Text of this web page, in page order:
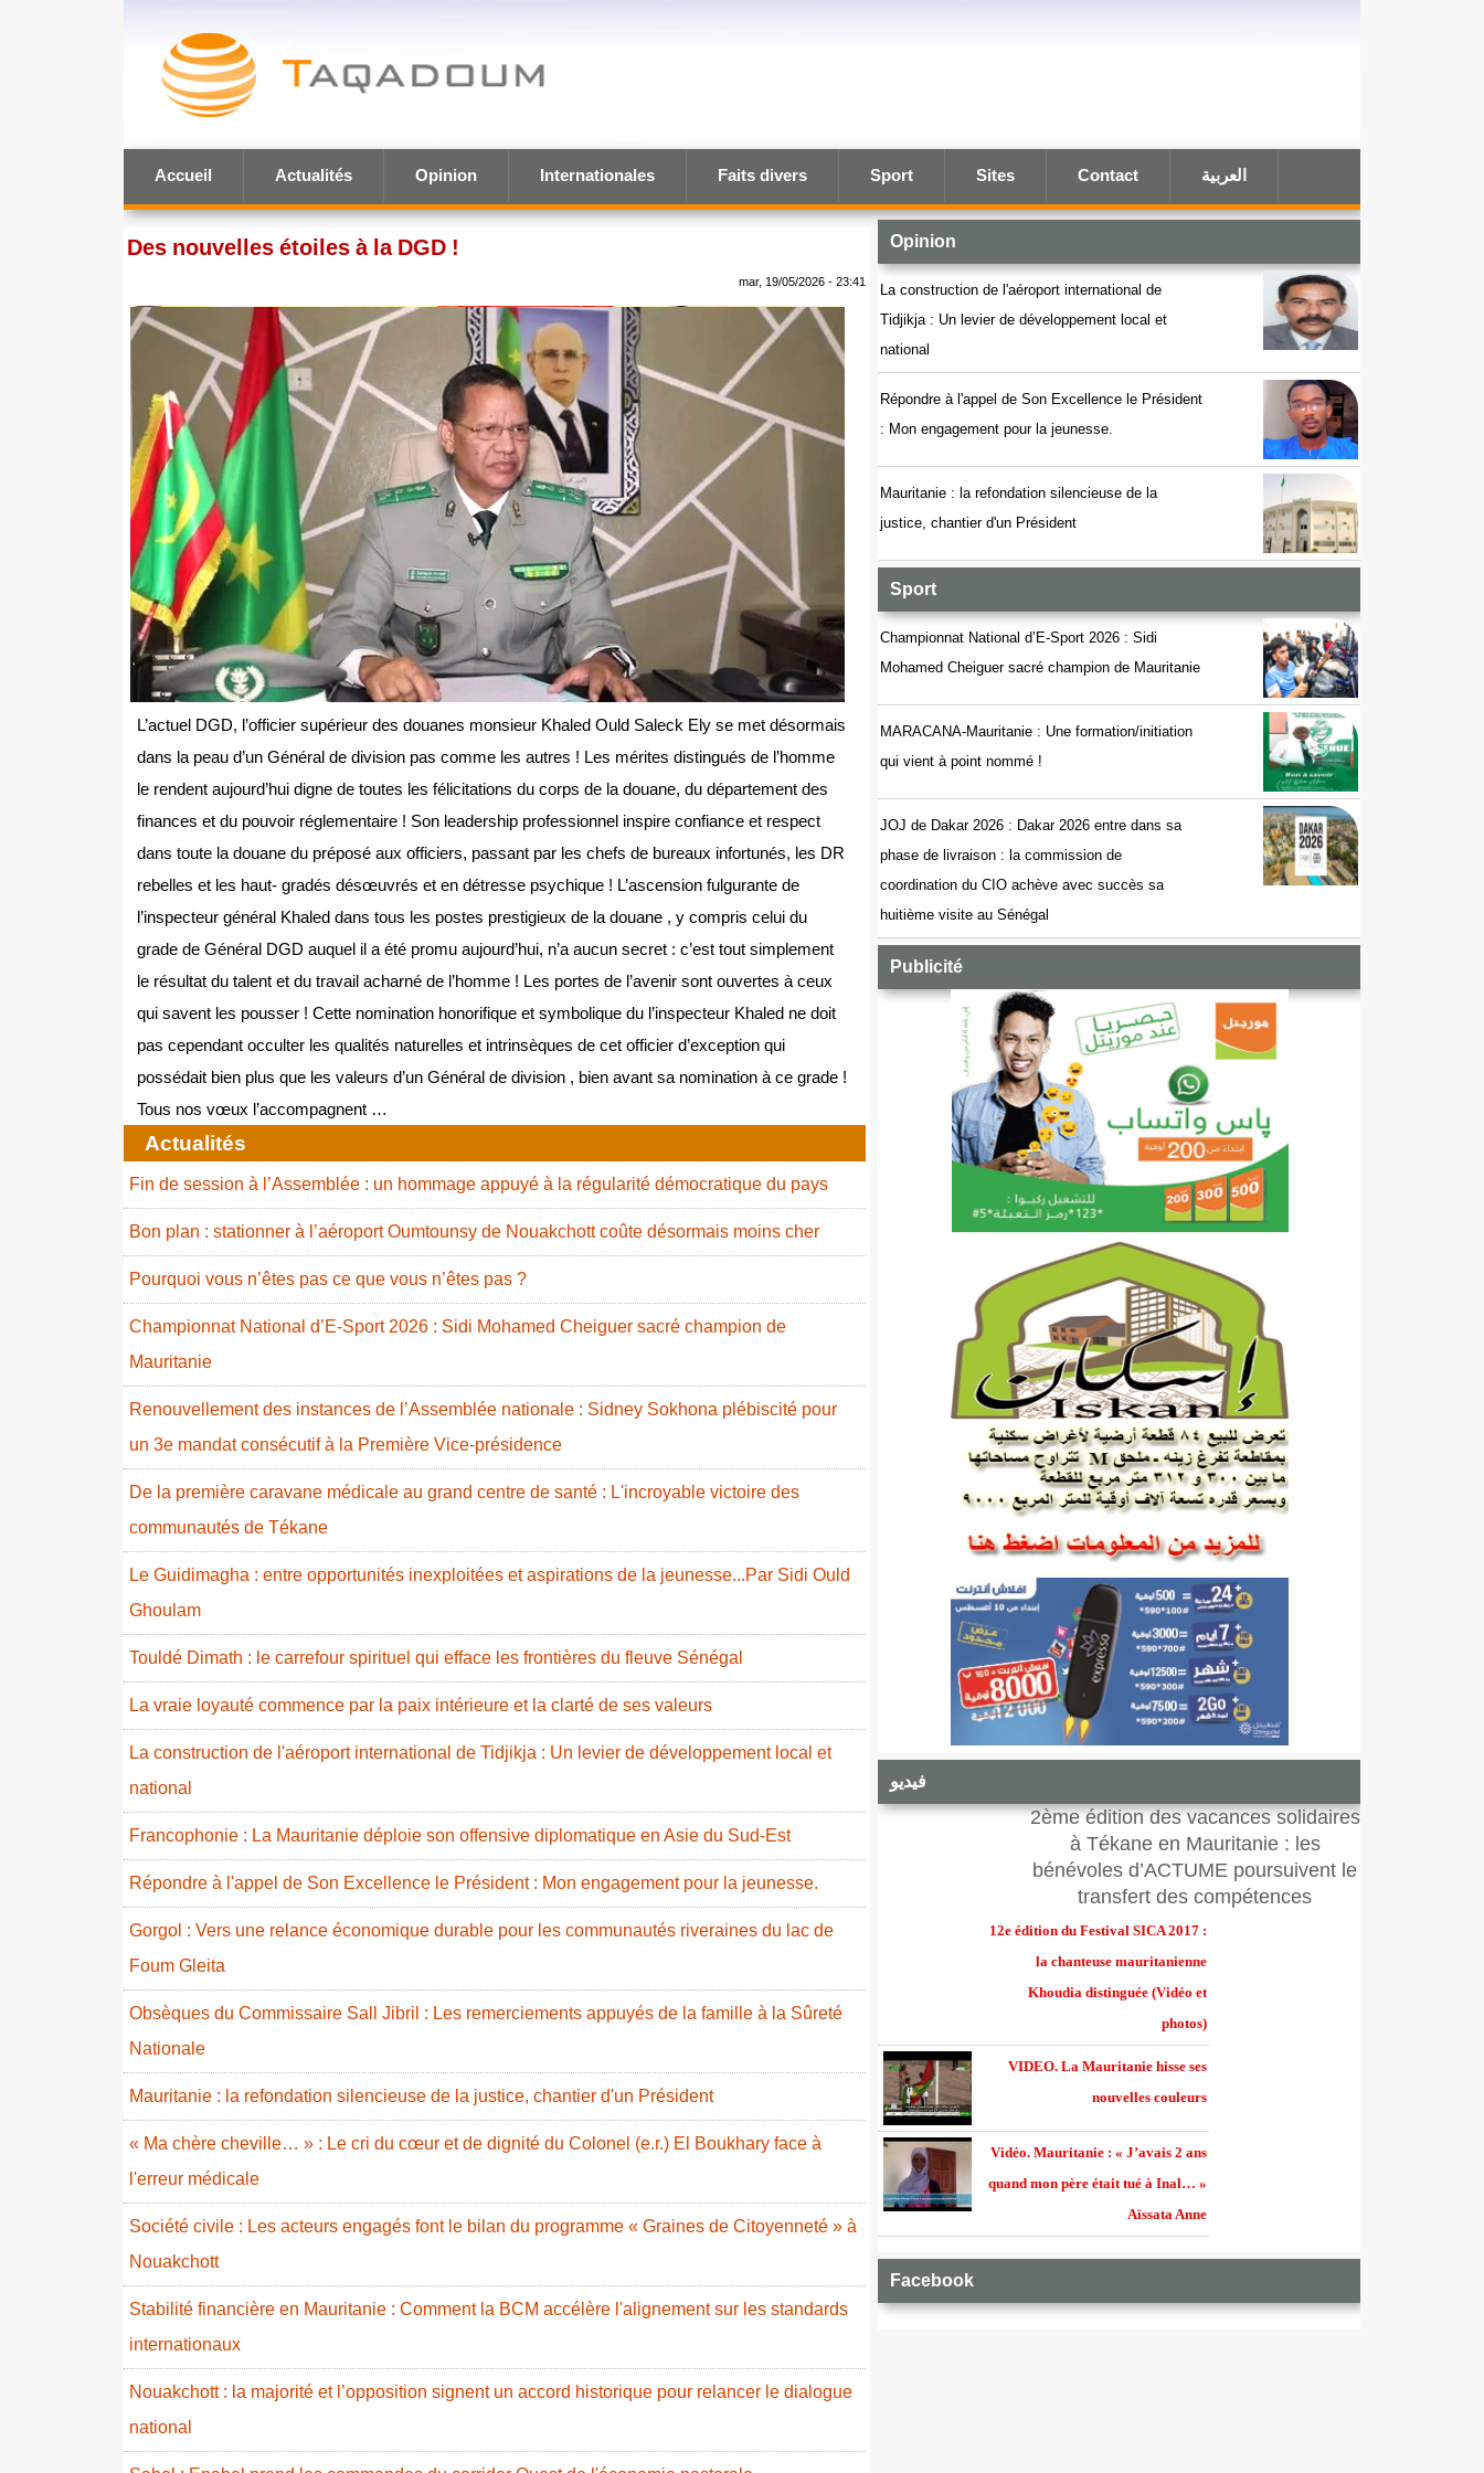
Accueil Actualités Opinion Internationales Faits divers Sport Sites Contact العربية
Opinion
La construction de l'aéroport international de
Tidjikja : Un levier de développement local et
national
Répondre à l'appel de Son Excellence le Président
: Mon engagement pour la jeunesse.
Mauritanie : la refondation silencieuse de la
justice, chantier d'un Président
Sport
Championnat National d’E-Sport 2026 : Sidi
Mohamed Cheiguer sacré champion de Mauritanie
MARACANA-Mauritanie : Une formation/initiation
qui vient à point nommé !
JOJ de Dakar 2026 : Dakar 2026 entre dans sa
phase de livraison : la commission de
coordination du CIO achève avec succès sa
huitième visite au Sénégal
Publicité
فيديو
2ème édition des vacances solidaires
à Tékane en Mauritanie : les
bénévoles d’ACTUME poursuivent le
transfert des compétences
12e édition du Festival SICA 2017 :
la chanteuse mauritanienne
Khoudia distinguée (Vidéo et
photos)
VIDEO. La Mauritanie hisse ses
nouvelles couleurs
Vidéo. Mauritanie : « J’avais 2 ans
quand mon père était tué à Inal… »
Aïssata Anne
Facebook
Des nouvelles étoiles à la DGD !
mar, 19/05/2026 - 23:41
L’actuel DGD, l’officier supérieur des douanes monsieur Khaled Ould Saleck Ely se met désormais
dans la peau d’un Général de division pas comme les autres ! Les mérites distingués de l’homme
le rendent aujourd’hui digne de toutes les félicitations du corps de la douane, du département des
finances et du pouvoir réglementaire ! Son leadership professionnel inspire confiance et respect
dans toute la douane du préposé aux officiers, passant par les chefs de bureaux infortunés, les DR
rebelles et les haut- gradés désœuvrés et en détresse psychique ! L’ascension fulgurante de
l’inspecteur général Khaled dans tous les postes prestigieux de la douane , y compris celui du
grade de Général DGD auquel il a été promu aujourd’hui, n’a aucun secret : c’est tout simplement
le résultat du talent et du travail acharné de l’homme ! Les portes de l’avenir sont ouvertes à ceux
qui savent les pousser ! Cette nomination honorifique et symbolique du l’inspecteur Khaled ne doit
pas cependant occulter les qualités naturelles et intrinsèques de cet officier d’exception qui
possédait bien plus que les valeurs d’un Général de division , bien avant sa nomination à ce grade !
Tous nos vœux l’accompagnent …
Actualités
Fin de session à l’Assemblée : un hommage appuyé à la régularité démocratique du pays
Bon plan : stationner à l’aéroport Oumtounsy de Nouakchott coûte désormais moins cher
Pourquoi vous n’êtes pas ce que vous n’êtes pas ?
Championnat National d’E-Sport 2026 : Sidi Mohamed Cheiguer sacré champion de
Mauritanie
Renouvellement des instances de l’Assemblée nationale : Sidney Sokhona plébiscité pour
un 3e mandat consécutif à la Première Vice-présidence
De la première caravane médicale au grand centre de santé : L'incroyable victoire des
communautés de Tékane
Le Guidimagha : entre opportunités inexploitées et aspirations de la jeunesse...Par Sidi Ould
Ghoulam
Touldé Dimath : le carrefour spirituel qui efface les frontières du fleuve Sénégal
La vraie loyauté commence par la paix intérieure et la clarté de ses valeurs
La construction de l'aéroport international de Tidjikja : Un levier de développement local et
national
Francophonie : La Mauritanie déploie son offensive diplomatique en Asie du Sud-Est
Répondre à l'appel de Son Excellence le Président : Mon engagement pour la jeunesse.
Gorgol : Vers une relance économique durable pour les communautés riveraines du lac de
Foum Gleita
Obsèques du Commissaire Sall Jibril : Les remerciements appuyés de la famille à la Sûreté
Nationale
Mauritanie : la refondation silencieuse de la justice, chantier d'un Président
« Ma chère cheville… » : Le cri du cœur et de dignité du Colonel (e.r.) El Boukhary face à
l'erreur médicale
Société civile : Les acteurs engagés font le bilan du programme « Graines de Citoyenneté » à
Nouakchott
Stabilité financière en Mauritanie : Comment la BCM accélère l'alignement sur les standards
internationaux
Nouakchott : la majorité et l’opposition signent un accord historique pour relancer le dialogue
national